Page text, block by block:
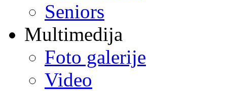
Seniors
Multimedija
Foto galerije
Video